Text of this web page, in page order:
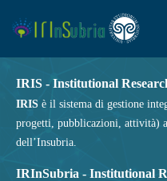
IRIS - Institutional
IRIS è il sistema di gestione
progetti, pubblicazioni, attività)
dell’Insubria.
IRInSubria - Institutional